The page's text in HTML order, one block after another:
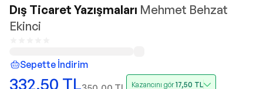
Dış Ticaret Yazışmaları Mehmet Behzat
Ekinci
Sepette İndirim
332,50 TL Kazancını gör17,50 TL